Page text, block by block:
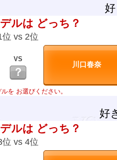
ルは どっち？
位 vs 2位
VS
？
を お選びください。
好
ルは どっち？
位 vs 4位